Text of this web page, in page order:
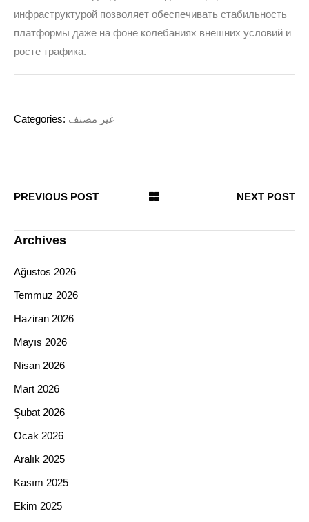
инфраструктурой позволяет обеспечивать стабильность
платформы даже на фоне колебаниях внешних условий и
росте трафика.
Categories: غير مصنف
PREVIOUS POST NEXT POST
Archives
Ağustos 2026
Temmuz 2026
Haziran 2026
Mayıs 2026
Nisan 2026
Mart 2026
Şubat 2026
Ocak 2026
Aralık 2025
Kasım 2025
Ekim 2025